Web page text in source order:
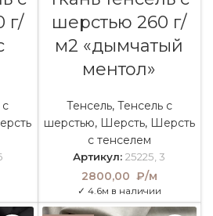
г/
шерстью 260 г/
м2 «дымчатый
ментол»
Тенсель, Тенсель с
шерстью, Шерсть, Шерсть
с тенселем
Артикул:25225, 3
2800,00 ₽/м
✓ 4.6м в наличии